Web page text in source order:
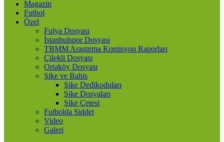
Magazin
Futbol
Özel
Fulya Dosyası
İstanbulspor Dosyası
TBMM Araştırma Komisyon Raporları
Çilekli Dosyası
Ortaköy Dosyası
Şike ve Bahis
Şike Dedikoduları
Şike Dosyaları
Şike Çetesi
Futbolda Şiddet
Video
Galeri